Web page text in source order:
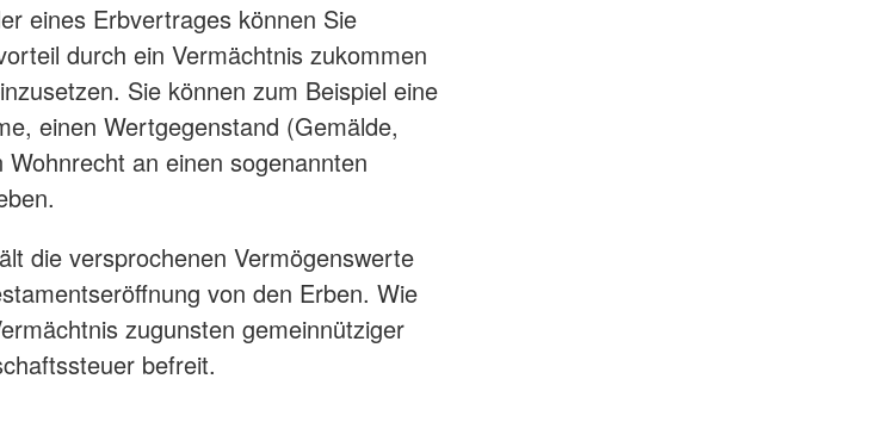
eines Erbvertrages können Sie
durch ein Vermächtnis zukommen
Sie können zum Beispiel eine
einen Wertgegenstand (Gemälde,
an einen sogenannten
die versprochenen Vermögenswerte
von den Erben. Wie
zugunsten gemeinnütziger
befreit.